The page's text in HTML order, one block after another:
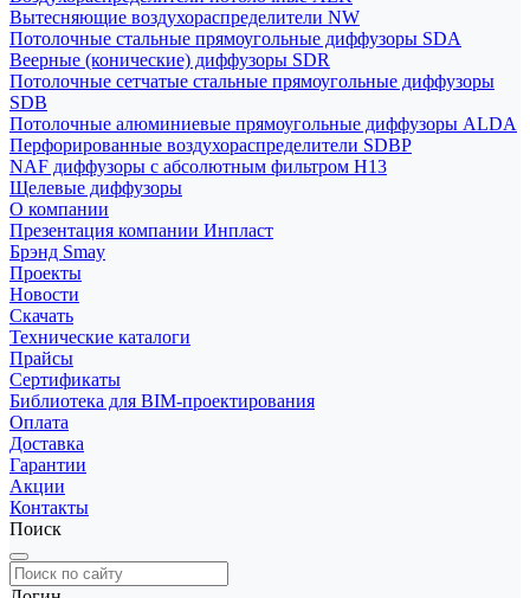
Вытесняющие воздухораспределители NW
Потолочные стальные прямоугольные диффузоры SDA
Веерные (конические) диффузоры SDR
Потолочные сетчатые стальные прямоугольные диффузоры
SDB
Потолочные алюминиевые прямоугольные диффузоры ALDA
Перфорированные воздухораспределители SDBP
NAF диффузоры с абсолютным фильтром Н13
Щелевые диффузоры
О компании
Презентация компании Инпласт
Брэнд Smay
Проекты
Новости
Скачать
Технические каталоги
Прайсы
Сертификаты
Библиотека для BIM-проектирования
Оплата
Доставка
Гарантии
Акции
Контакты
Поиск